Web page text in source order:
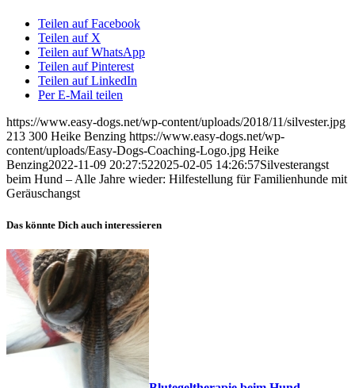
Teilen auf Facebook
Teilen auf X
Teilen auf WhatsApp
Teilen auf Pinterest
Teilen auf LinkedIn
Per E-Mail teilen
https://www.easy-dogs.net/wp-content/uploads/2018/11/silvester.jpg
213 300 Heike Benzing https://www.easy-dogs.net/wp-
content/uploads/Easy-Dogs-Coaching-Logo.jpg Heike
Benzing2022-11-09 20:27:522025-02-05 14:26:57Silvesterangst
beim Hund – Alle Jahre wieder: Hilfestellung für Familienhunde mit
Geräuschangst
Das könnte Dich auch interessieren